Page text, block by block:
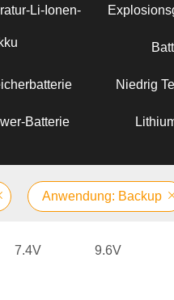
Li-Ionen-
Niedrig
Batterie
Anwendung: Backup
7.4V 9.6V